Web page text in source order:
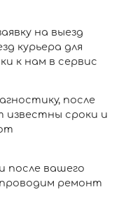
на выезд
курьера для
к нам в сервис
после
сроки и
после вашего
ремонт